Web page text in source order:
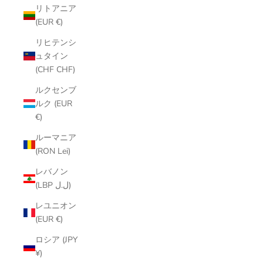
リトアニア
(EUR €)
リヒテンシ
ュタイン
(CHF CHF)
ルクセンブ
ルク (EUR
€)
ルーマニア
(RON Lei)
レバノン
(LBP ل.ل)
レユニオン
(EUR €)
ロシア (JPY
¥)